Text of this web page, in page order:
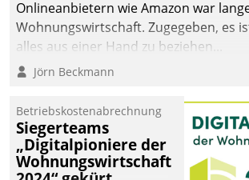
Onlineanbietern wie Amazon war
Wohnungswirtschaft. Zugegeben, es
alles aus einer Hand zu beziehen...
Jörn Beckmann
Betriebskostenabrechnung
Siegerteams
„Digitalpioniere der
Wohnungswirtschaft